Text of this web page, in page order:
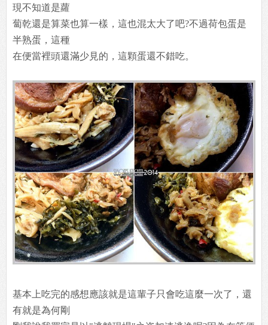
現不知道是蘿
蔔乾還是算菜也算一樣，這也混太大了吧?不過荷包蛋是
半熟蛋，這種
在便當裡頭還滿少見的，這顆蛋還不錯吃。
基本上吃完的感想應該就是這輩子只會吃這麼一次了，還
有就是為何剛